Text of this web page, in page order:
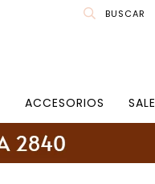
ACCESORIOS SALE